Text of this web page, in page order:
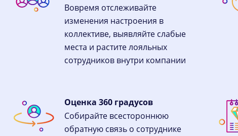
Вовремя отслеживайте
изменения настроения в
коллективе, выявляйте слабые
места и растите лояльных
сотрудников внутри компании
Оценка 360 градусов
Собирайте всестороннюю
обратную связь о сотруднике